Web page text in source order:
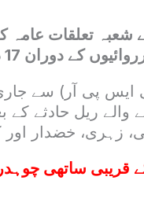
شعبہ تعلقات
گردوں کو ہلاک کردیا۔
ایس پی آر) سے
2026 کو پیش آنے والے ریل
زہری، خضدار اور